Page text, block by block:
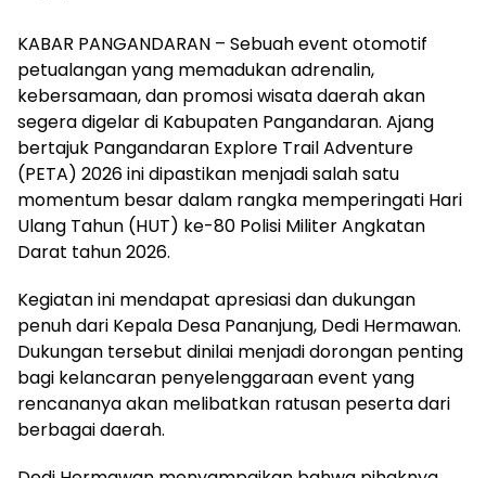
KABAR PANGANDARAN – Sebuah event otomotif
petualangan yang memadukan adrenalin,
kebersamaan, dan promosi wisata daerah akan
segera digelar di Kabupaten Pangandaran. Ajang
bertajuk Pangandaran Explore Trail Adventure
(PETA) 2026 ini dipastikan menjadi salah satu
momentum besar dalam rangka memperingati Hari
Ulang Tahun (HUT) ke-80 Polisi Militer Angkatan
Darat tahun 2026.
Kegiatan ini mendapat apresiasi dan dukungan
penuh dari Kepala Desa Pananjung, Dedi Hermawan.
Dukungan tersebut dinilai menjadi dorongan penting
bagi kelancaran penyelenggaraan event yang
rencananya akan melibatkan ratusan peserta dari
berbagai daerah.